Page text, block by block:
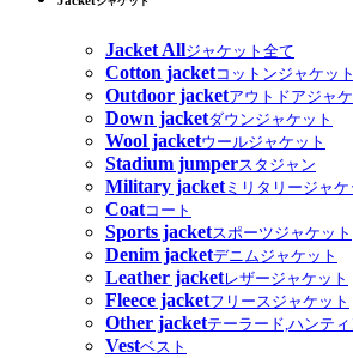
Jacket Allジャケット全て
Cotton jacketコットンジャケット
Outdoor jacketアウトドアジャ
Down jacketダウンジャケット
Wool jacketウールジャケット
Stadium jumperスタジャン
Military jacketミリタリージャケ
Coatコート
Sports jacketスポーツジャケット
Denim jacketデニムジャケット
Leather jacketレザージャケット
Fleece jacketフリースジャケット
Other jacketテーラード,ハンテ
Vestベスト